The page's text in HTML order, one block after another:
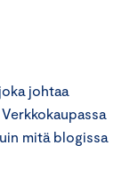
johtaa
mitä blogissa